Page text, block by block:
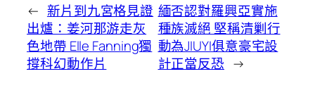
← 新片到九宮格見證
出爐：姜河那游走灰
色地帶 Elle Fanning獨
撐科幻動作片
緬否認對羅興亞實施
種族滅絕 堅稱清剿行
動為JIUYI俱意豪宅設
計正當反恐 →